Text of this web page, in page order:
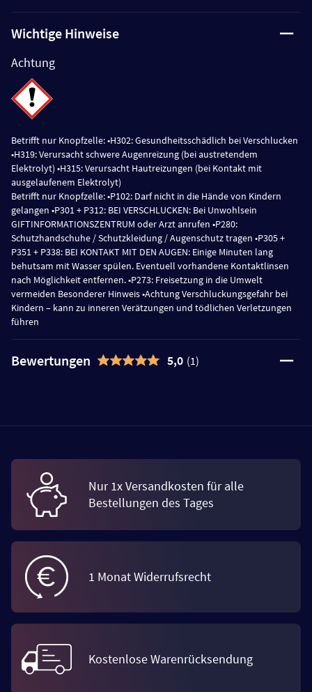
Wichtige Hinweise
Achtung
Betrifft nur Knopfzelle: •H302: Gesundheitsschädlich bei Verschlucken
•H319: Verursacht schwere Augenreizung (bei austretendem
Elektrolyt) •H315: Verursacht Hautreizungen (bei Kontakt mit
ausgelaufenem Elektrolyt)
Betrifft nur Knopfzelle: •P102: Darf nicht in die Hände von Kindern
gelangen •P301 + P312: BEI VERSCHLUCKEN: Bei Unwohlsein
GIFTINFORMATIONSZENTRUM oder Arzt anrufen •P280:
Schutzhandschuhe / Schutzkleidung / Augenschutz tragen •P305 +
P351 + P338: BEI KONTAKT MIT DEN AUGEN: Einige Minuten lang
behutsam mit Wasser spülen. Eventuell vorhandene Kontaktlinsen
nach Möglichkeit entfernen. •P273: Freisetzung in die Umwelt
vermeiden Besonderer Hinweis •Achtung Verschluckungsgefahr bei
Kindern – kann zu inneren Verätzungen und tödlichen Verletzungen
führen
Bewertungen 5,0 (1)
Nur 1x Versandkosten für alle
Bestellungen des Tages
1 Monat Widerrufsrecht
Kostenlose Warenrücksendung